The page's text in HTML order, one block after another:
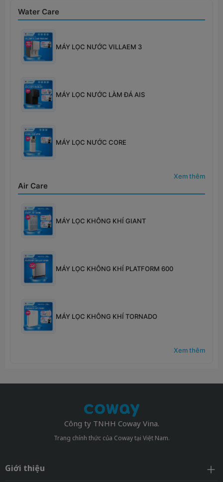
Water Care
MÁY LỌC NƯỚC VILLAEM 3
MÁY LỌC NƯỚC LÀM ĐÁ AIS
MÁY LỌC NƯỚC CORE
Xem thêm
Air Care
MÁY LỌC KHÔNG KHÍ GIANT
MÁY LỌC KHÔNG KHÍ PLATFORM 600
MÁY LỌC KHÔNG KHÍ TORNADO
Xem thêm
Công ty TNHH Coway Vina.
Trang chính thức của Coway tại Việt Nam.
Giới thiệu